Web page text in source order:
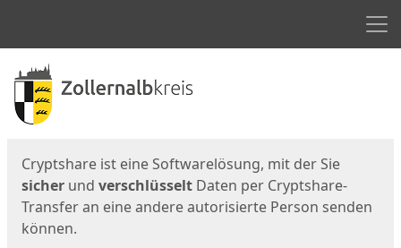
Start
Cryptshare ist eine Softwarelösung, mit der Sie
sicher und verschlüsselt Daten per Cryptshare-
Transfer an eine andere autorisierte Person senden
können.